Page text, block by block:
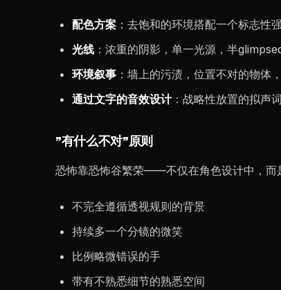
配色方案 ：去饱和的环境搭配一个标志性
光线 ：浓重的阴影，单一光源，半
环境叙事 ：墙上的污渍，位置不对的物体
通过文字的音效设计：战略性放置的拟
”有什么不对”原则
恐怖靠恐怖谷繁荣——不仅在角色设计中，而
不完全遵循透视规则的背景
持续多一个分镜的微笑
比例略微错误的手
带有不熟悉细节的熟悉空间